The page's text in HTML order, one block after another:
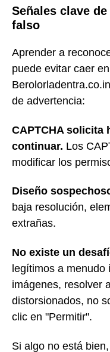
Señales clave de
falso
Aprender a
puede evitar caer
de advertencia:
CAPTCHA solicita
continuar. Los
modificar los
Diseño
baja resolución,
extrañas.
No existe un
legítimos a menudo
imágenes, resolver
distorsionados, no
clic en "Permitir".
Si algo no está